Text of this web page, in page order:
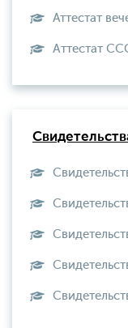
Аттестат
Aттестат